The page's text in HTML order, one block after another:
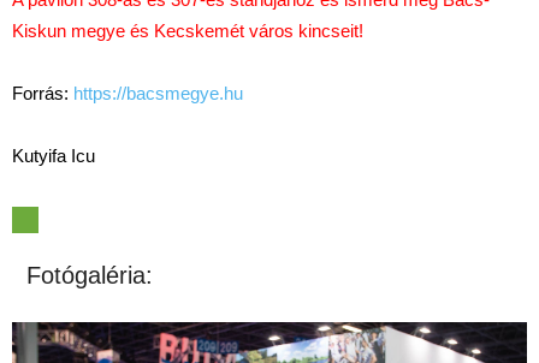
Kiskun megye és Kecskemét város kincseit!
Forrás: https://bacsmegye.hu
Kutyifa Icu
Fotógaléria: